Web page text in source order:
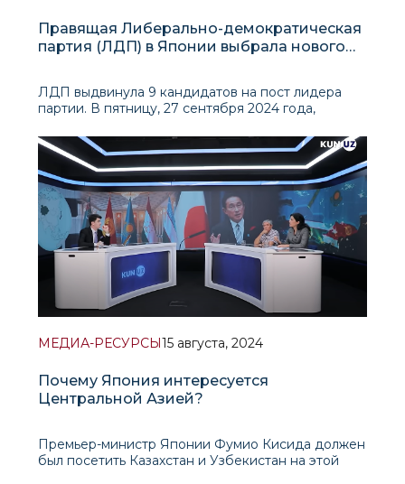
Правящая Либерально-демократическая
партия (ЛДП) в Японии выбрала нового
ЛДП выдвинула 9 кандидатов на пост лидера
партии. В пятницу, 27 сентября 2024 года,
всегда означало занятие должности премьер-
министра Японии. Парламент проголосует за его
утверждение на посту премьер-министра на
специальной сес
МЕДИА-РЕСУРСЫ15 августа, 2024
Почему Япония интересуется
Центральной Азией?
Премьер-министр Японии Фумио Кисида должен
был посетить Казахстан и Узбекистан на этой